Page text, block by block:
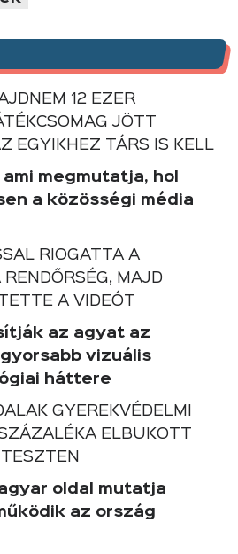
12 EZER
JÖTT
EGYIKHEZ TÁRS IS KELL
megmutatja, hol
a közösségi média
RIOGATTA A
RENDŐRSÉG, MAJD
A VIDEÓT
az agyat az
vizuális
háttere
GYEREKVÉDELMI
ELBUKOTT
oldal mutatja
az ország